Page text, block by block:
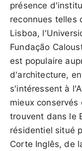
présence
reconnues telles
Lisboa,
Fundação
est populaire
d'architecture,
s'intéressent à
mieux
trouvent dans le
résidentiel situé
Corte Inglês, de